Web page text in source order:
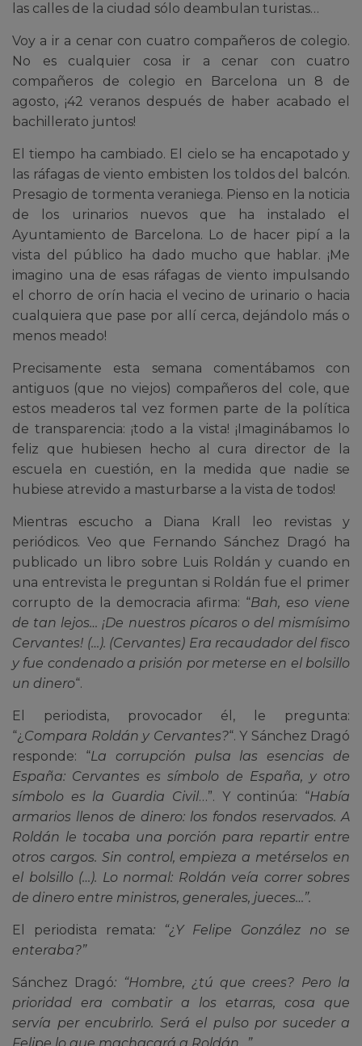
las calles de la ciudad sólo deambulan turistas…
Voy a ir a cenar con cuatro compañeros de colegio.
No es cualquier cosa ir a cenar con cuatro
compañeros de colegio en Barcelona un 8 de
agosto, ¡42 veranos después de haber acabado el
bachillerato juntos!
El tiempo ha cambiado. El cielo se ha encapotado y
las ráfagas de viento embisten los toldos del balcón.
Presagio de tormenta veraniega. Pienso en la noticia
de los urinarios nuevos que ha instalado el
Ayuntamiento de Barcelona. Lo de hacer pipí a la
vista del público ha dado mucho que hablar. ¡Me
imagino una de esas ráfagas de viento impulsando
el chorro de orín hacia el vecino de urinario o hacia
cualquiera que pase por allí cerca, dejándolo más o
menos meado!
Precisamente esta semana comentábamos con
antiguos (que no viejos) compañeros del cole, que
estos meaderos tal vez formen parte de la política
de transparencia: ¡todo a la vista! ¡Imaginábamos lo
feliz que hubiesen hecho al cura director de la
escuela en cuestión, en la medida que nadie se
hubiese atrevido a masturbarse a la vista de todos!
Mientras escucho a Diana Krall leo revistas y
periódicos. Veo que Fernando Sánchez Dragó ha
publicado un libro sobre Luis Roldán y cuando en
una entrevista le preguntan si Roldán fue el primer
corrupto de la democracia afirma: “Bah, eso viene
de tan lejos… ¡De nuestros pícaros o del mismísimo
Cervantes! (…). (Cervantes) Era recaudador del fisco
y fue condenado a prisión por meterse en el bolsillo
un dinero“.
El periodista, provocador él, le pregunta:
“¿ Compara Roldán y Cervantes?“. Y Sánchez Dragó
responde: “La corrupción pulsa las esencias de
España: Cervantes es símbolo de España, y otro
símbolo es la Guardia Civil…”. Y continúa: “Había
armarios llenos de dinero: los fondos reservados. A
Roldán le tocaba una porción para repartir entre
otros cargos. Sin control, empieza a metérselos en
el bolsillo (…). Lo normal: Roldán veía correr sobres
de dinero entre ministros, generales, jueces…”.
El periodista remata: “¿Y Felipe González no se
enteraba?”
Sánchez Dragó: “Hombre, ¿tú que crees? Pero la
prioridad era combatir a los etarras, cosa que
servía per encubrirlo. Será el pulso por suceder a